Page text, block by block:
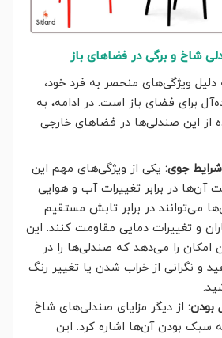
شاخ و برگی در فضاهای باز
ویژگی‌های منحصر به فرد خود،
برای فضای باز است. در ادامه، به
از این صندلی‌ها در فضاهای خارجی
شرایط جوی: یکی از ویژگی‌های مهم این
آن‌ها در برابر تغییرات آب و هوایی
می‌توانند در برابر تابش مستقیم
و تغییرات دمایی مقاومت کنند. این
امکان را می‌دهد که صندلی‌ها را در
و نگرانی از خراب شدن یا تغییر رنگ
بودن: از دیگر مزایای صندلی‌های شاخ
سبک بودن آن‌ها اشاره کرد. این